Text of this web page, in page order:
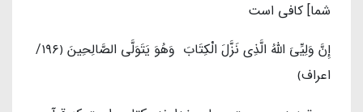
شما] کافی است
إِنَّ وَلِيِّيَ اللَّهُ الَّذِي نَزَّلَ الْكِتَابَ وَهُوَ يَتَوَلَّى الصَّالِحِينَ ﴿١٩٦/
اعراف﴾